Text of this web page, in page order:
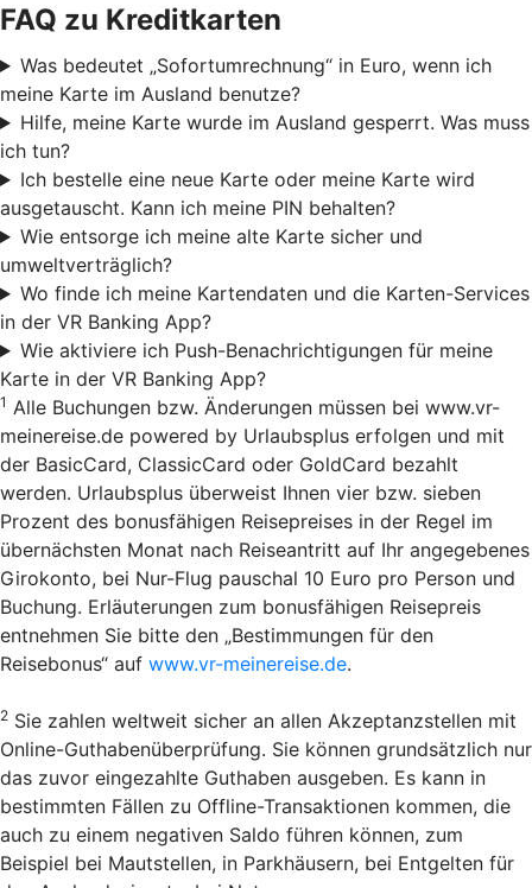
FAQ zu Kreditkarten
Was bedeutet „Sofortumrechnung“ in Euro, wenn ich
meine Karte im Ausland benutze?
Hilfe, meine Karte wurde im Ausland gesperrt. Was muss
ich tun?
Ich bestelle eine neue Karte oder meine Karte wird
ausgetauscht. Kann ich meine PIN behalten?
Wie entsorge ich meine alte Karte sicher und
umweltverträglich?
Wo finde ich meine Kartendaten und die Karten-Services
in der VR Banking App?
Wie aktiviere ich Push-Benachrichtigungen für meine
Karte in der VR Banking App?
1 Alle Buchungen bzw. Änderungen müssen bei www.vr-
meinereise.de powered by Urlaubsplus erfolgen und mit
der BasicCard, ClassicCard oder GoldCard bezahlt
werden. Urlaubsplus überweist Ihnen vier bzw. sieben
Prozent des bonusfähigen Reisepreises in der Regel im
übernächsten Monat nach Reiseantritt auf Ihr angegebenes
Girokonto, bei Nur-Flug pauschal 10 Euro pro Person und
Buchung. Erläuterungen zum bonusfähigen Reisepreis
entnehmen Sie bitte den „Bestimmungen für den
Reisebonus“ auf www.vr-meinereise.de.
2 Sie zahlen weltweit sicher an allen Akzeptanzstellen mit
Online-Guthabenüberprüfung. Sie können grundsätzlich nur
das zuvor eingezahlte Guthaben ausgeben. Es kann in
bestimmten Fällen zu Offline-Transaktionen kommen, die
auch zu einem negativen Saldo führen können, zum
Beispiel bei Mautstellen, in Parkhäusern, bei Entgelten für